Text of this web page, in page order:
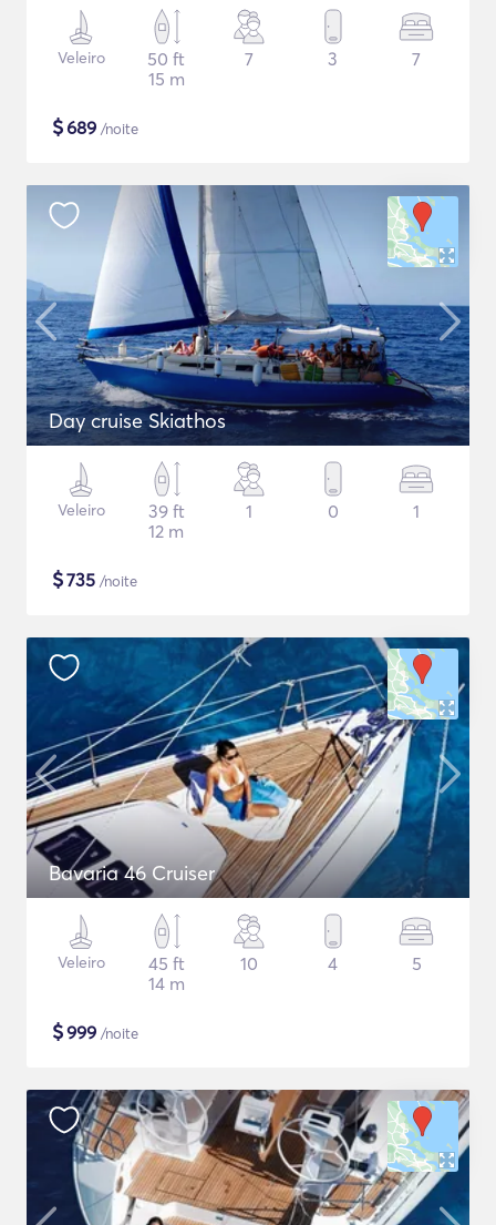
Veleiro
50 ft
15 m
7 3 7
$689 /noite
Day cruise Skiathos
Veleiro
39 ft
12 m
1 0 1
$735 /noite
Bavaria 46 Cruiser
Veleiro
45 ft
14 m
10 4 5
$999 /noite